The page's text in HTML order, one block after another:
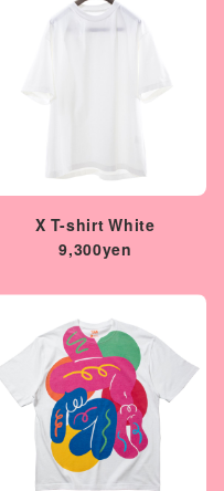
X T-shirt White
9,300yen